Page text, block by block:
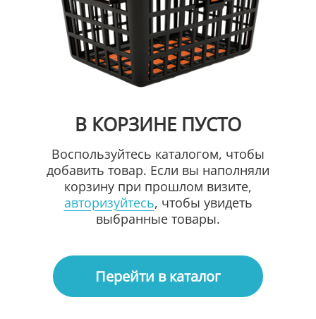
В КОРЗИНЕ ПУСТО
Воспользуйтесь каталогом, чтобы
добавить товар. Если вы наполняли
корзину при прошлом визите,
авторизуйтесь, чтобы увидеть
выбранные товары.
Перейти в каталог